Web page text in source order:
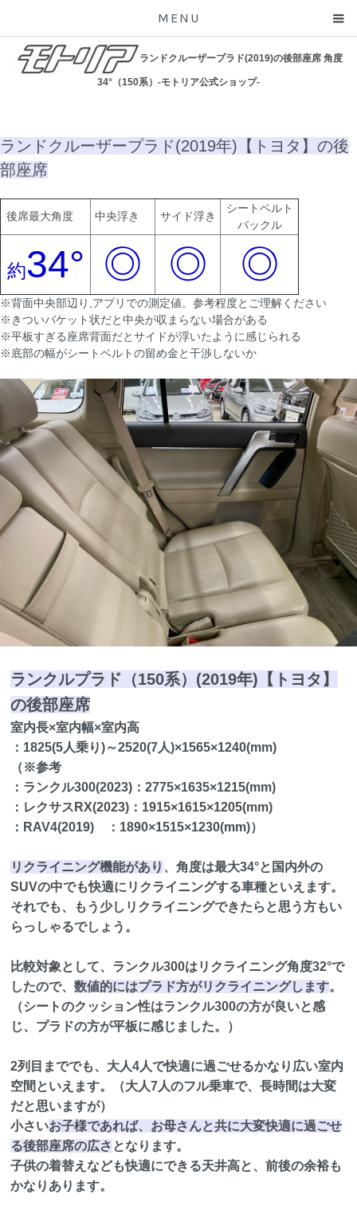
MENU
ランドクルーザープラド(2019)の後部座席 角度
34°（150系）-モトリア公式ショップ-
ランドクルーザープラド(2019年)【トヨタ】の後
部座席
後席最大角度 中央浮き サイド浮き
シートベルト
バックル
約34° ◎ ◎ ◎
※背面中央部辺り,アプリでの測定値。参考程度とご理解ください
※きついバケット状だと中央が収まらない場合がある
※平板すぎる座席背面だとサイドが浮いたように感じられる
※底部の幅がシートベルトの留め金と干渉しないか
ランクルプラド（150系）(2019年)【トヨタ】
の後部座席
室内長×室内幅×室内高
：1825(5人乗り)～2520(7人)×1565×1240(mm)
（※参考
：ランクル300(2023)：2775×1635×1215(mm)
：レクサスRX(2023)：1915×1615×1205(mm)
：RAV4(2019) ：1890×1515×1230(mm)）
リクライニング機能があり 、角度は最大34°と国内外の
SUVの中でも快適にリクライニングする車種といえます。
それでも、もう少しリクライニングできたらと思う方もい
らっしゃるでしょう。
比較対象として、ランクル300はリクライニング角度32°で
したので、 数値的にはプラド方がリクライニングします。
（シートのクッション性はランクル300の方が良いと感
じ、プラドの方が平板に感じました。）
2列目まででも、大人4人で快適に過ごせるかなり広い室内
空間といえます。（大人7人のフル乗車で、長時間は大変
だと思いますが）
小さいお子様であれば、お母さんと共に大変快適に過ごせ
る後部座席の広さ となります。
子供の着替えなども快適にできる天井高と、前後の余裕も
かなりあります。